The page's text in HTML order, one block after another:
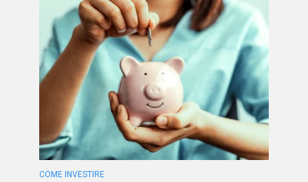
COME INVESTIRE